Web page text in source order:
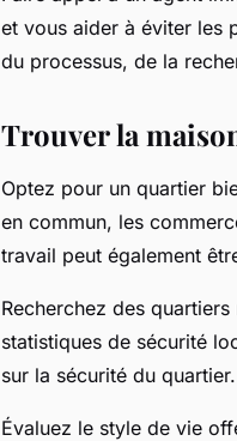
et vous aider à éviter les
du processus, de la
Trouver la
Optez pour un quartier
en commun, les
travail peut également
Recherchez des
statistiques de sécurité
sur la sécurité du quartier.
Évaluez le style de vie